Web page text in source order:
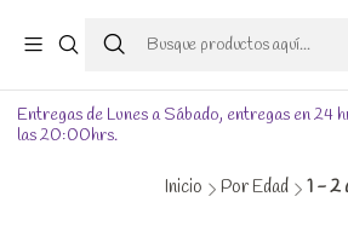
Entregas de Lunes a Sábado, entregas en 24
las 20:00hrs.
Inicio Por Edad 1 - 2